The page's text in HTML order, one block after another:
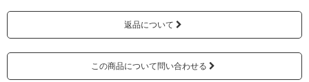
返品について
この商品について問い合わせる